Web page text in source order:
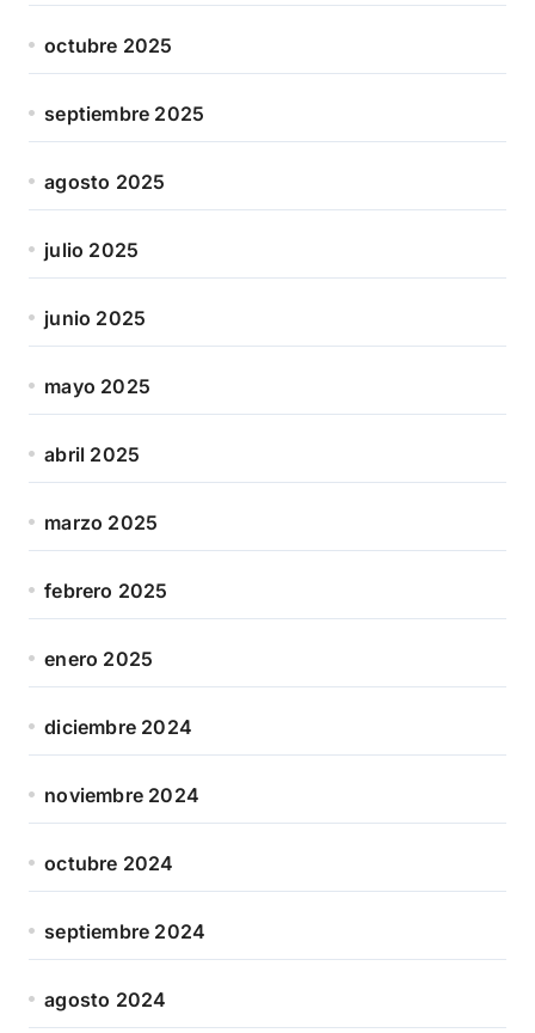
octubre 2025
septiembre 2025
agosto 2025
julio 2025
junio 2025
mayo 2025
abril 2025
marzo 2025
febrero 2025
enero 2025
diciembre 2024
noviembre 2024
octubre 2024
septiembre 2024
agosto 2024